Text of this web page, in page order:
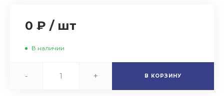
0 ₽ / шт
В наличии
- + В КОРЗИНУ